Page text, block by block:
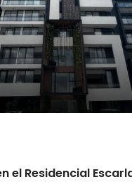
el Residencial